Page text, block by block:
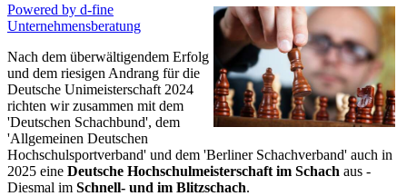
Powered by d-fine
Unternehmensberatung
Nach dem überwältigendem Erfolg
und dem riesigen Andrang für die
Deutsche Unimeisterschaft 2024
richten wir zusammen mit dem
'Deutschen Schachbund', dem
'Allgemeinen Deutschen
Hochschulsportverband' und dem 'Berliner Schachverband' auch in
2025 eine Deutsche Hochschulmeisterschaft im Schach aus -
Diesmal im Schnell- und im Blitzschach.